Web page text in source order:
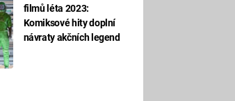
filmů léta 2023:
Komiksové hity doplní
návraty akčních legend